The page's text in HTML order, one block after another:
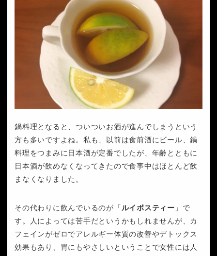
鍋料理となると、ついついお酒が進んでしまうという
方も多いですよね。私も、以前は食前酒にビール、鍋
料理をつまみに日本酒が定番でしたが、年齢とともに
日本酒が飲めなくなってきたので食事中はほとんど飲
まなくなりました。
その代わりに飲んでいるのが「ルイボスティー 」で
す。人によっては苦手だというかもしれませんが、カ
フェインがゼロでアレルギー体質の改善やデトックス
効果もあり、胃にもやさしいということで女性には人